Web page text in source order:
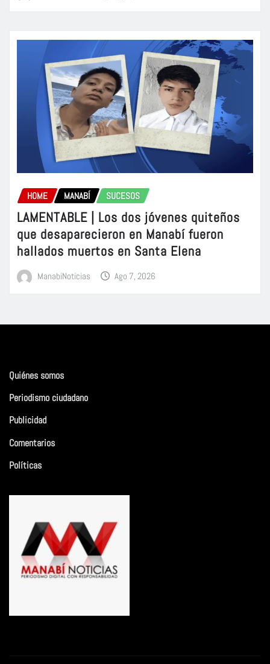
HOME MANABÍ SUCESOS
LAMENTABLE | Los dos jóvenes quiteños
que desaparecieron en Manabí fueron
hallados muertos en Santa Elena
ManabiNoticias Ago 7, 2026
Quiénes somos
Periodismo ciudadano
Publicidad
Comentarios
Políticas